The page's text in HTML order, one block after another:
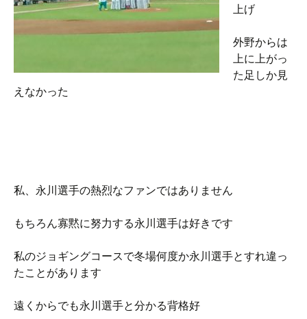
上げ
外野からは
上に上がっ
た足しか見
えなかった
私、永川選手の熱烈なファンではありません
もちろん寡黙に努力する永川選手は好きです
私のジョギングコースで冬場何度か永川選手とすれ違っ
たことがあります
遠くからでも永川選手と分かる背格好